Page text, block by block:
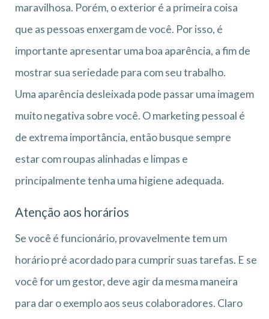
maravilhosa. Porém, o exterior é a primeira coisa
que as pessoas enxergam de você. Por isso, é
importante apresentar uma boa aparência, a fim de
mostrar sua seriedade para com seu trabalho.
Uma aparência desleixada pode passar uma imagem
muito negativa sobre você. O marketing pessoal é
de extrema importância, então busque sempre
estar com roupas alinhadas e limpas e
principalmente tenha uma higiene adequada.
Atenção aos horários
Se você é funcionário, provavelmente tem um
horário pré acordado para cumprir suas tarefas. E se
você for um gestor, deve agir da mesma maneira
para dar o exemplo aos seus colaboradores. Claro